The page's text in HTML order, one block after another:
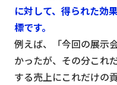
に対して、得られた効
標です。
例えば、「今回の展示
かったが、その分これ
する売上にこれだけの